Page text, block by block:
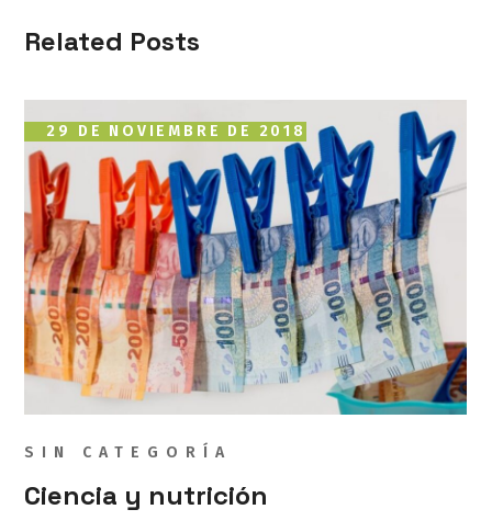
Related Posts
29 DE NOVIEMBRE DE 2018
SIN CATEGORÍA
Ciencia y nutrición